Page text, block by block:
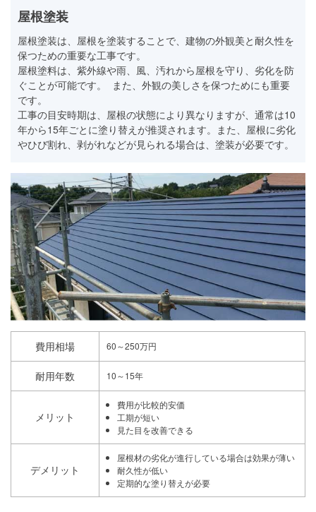
屋根塗装
屋根塗装は、屋根を塗装することで、建物の外観美と耐久性を
保つための重要な工事です。
屋根塗料は、紫外線や雨、風、汚れから屋根を守り、劣化を防
ぐことが可能です。 また、外観の美しさを保つためにも重要
です。
工事の目安時期は、屋根の状態により異なりますが、通常は10
年から15年ごとに塗り替えが推奨されます。また、屋根に劣化
やひび割れ、剥がれなどが見られる場合は、塗装が必要です。
費用相場 60～250万円
耐用年数 10～15年
メリット
費用が比較的安価
工期が短い
見た目を改善できる
デメリット
屋根材の劣化が進行している場合は効果が薄い
耐久性が低い
定期的な塗り替えが必要